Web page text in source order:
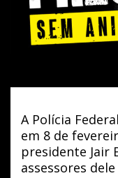
A Polícia
em 8 de
presidente Jair
assessores